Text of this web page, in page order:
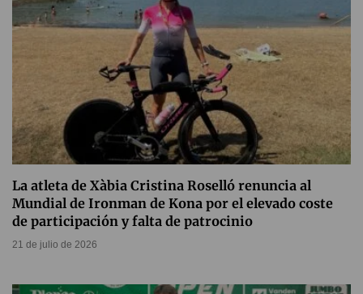
La atleta de Xàbia Cristina Roselló renuncia al
Mundial de Ironman de Kona por el elevado coste
de participación y falta de patrocinio
21 de julio de 2026